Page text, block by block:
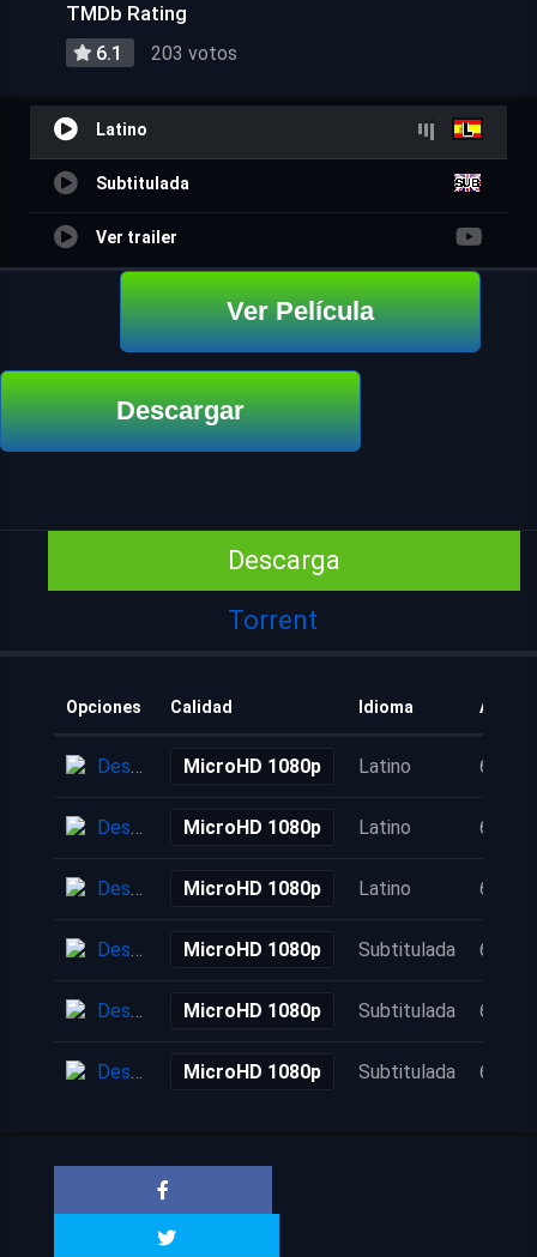
TMDb Rating
6.1 203 votos
Latino
Subtitulada
Ver trailer
Ver Película
Descargar
Descarga
Torrent
Opciones Calidad Idioma
Descarga MicroHD 1080p Latino 6 años
Descarga MicroHD 1080p Latino 6 años
Descarga MicroHD 1080p Latino 6 años
Descarga MicroHD 1080p Subtitulada 6 años
Descarga MicroHD 1080p Subtitulada 6 años
Descarga MicroHD 1080p Subtitulada 6 años